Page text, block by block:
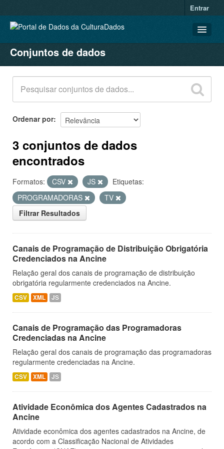
Entrar
CONJUNTOS DE DADOS
ORGANIZAÇÕES
GRUPOS
SOBRE
Conjuntos de dados
Ordenar por
3 conjuntos de dados
encontrados
Formatos: CSV JS
Etiquetas:
PROGRAMADORAS
TV
Filtrar Resultados
Canais de Programação de Distribuição Obrigatória
Credenciados na Ancine
Relação geral dos canais de programação de distribuição
obrigatória regularmente credenciados na Ancine.
CSV XML JS
Canais de Programação das Programadoras
Credenciadas na Ancine
Relação geral dos canais de programação das programadoras
regularmente credenciadas na Ancine.
CSV XML JS
Atividade Econômica dos Agentes Cadastrados na
Ancine
Atividade econômica dos agentes cadastrados na Ancine, de
acordo com a Classificação Nacional de Atividades